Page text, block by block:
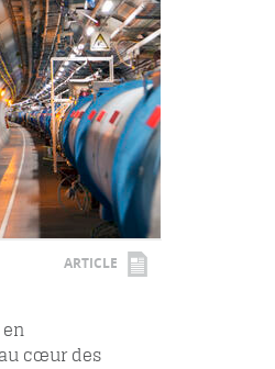
ARTICLE
cœur des